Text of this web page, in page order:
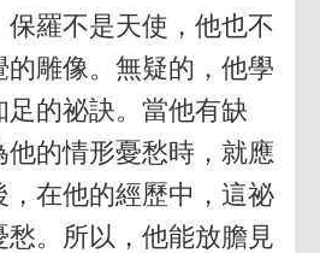
保羅不是天使，他也不
雕像。無疑的，他學
的祕訣。當他有缺
他的情形憂愁時，就應
，在他的經歷中，這祕
。所以，他能放膽見